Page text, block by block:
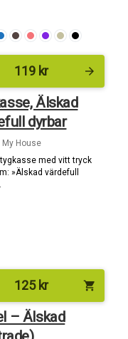
119 kr arrow_forward
Älskad
dyrbar
My House
med vitt tryck
»Älskad värdefull
125kr shopping_cart
– Älskad